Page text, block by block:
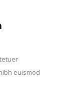
euismod